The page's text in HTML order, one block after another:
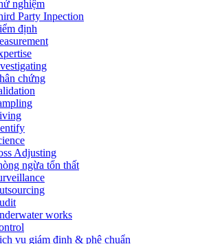
nghiệm
Party Inpection
định
chứng
Adjusting
ngừa tổn thất
works
vụ giám định & phê chuẩn